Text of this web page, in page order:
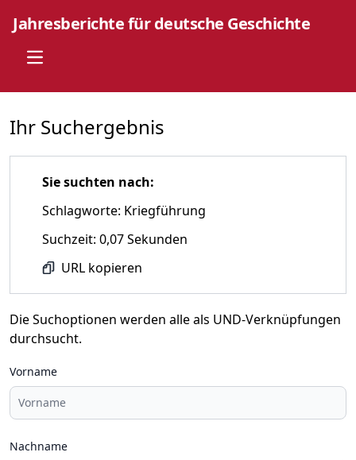
Jahresberichte für deutsche Geschichte
Open main menu
Ihr Suchergebnis
Sie suchten nach:
Schlagworte: Kriegführung
Suchzeit: 0,07 Sekunden
URL kopieren
Die Suchoptionen werden alle als UND-Verknüpfungen
durchsucht.
Vorname
Nachname